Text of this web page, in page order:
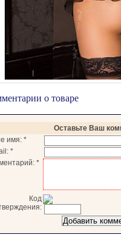
о товаре
Оставьте Ваш
имя: *
*
*
Код